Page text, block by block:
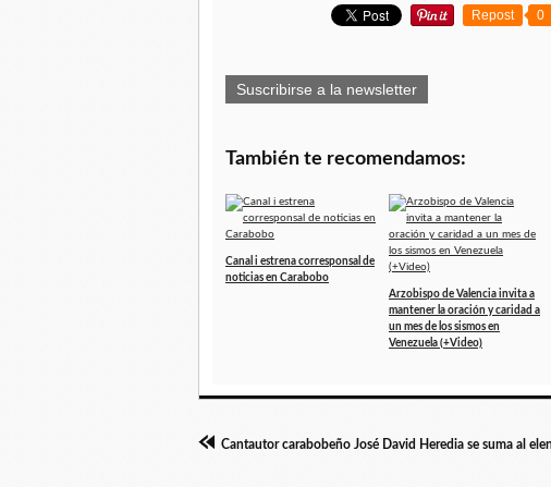
Repost 0
Suscribirse a la newsletter
También te recomendamos:
Canal i estrena corresponsal de
noticias en Carabobo
Arzobispo de Valencia invita a
mantener la oración y caridad a
un mes de los sismos en
Venezuela (+Video)